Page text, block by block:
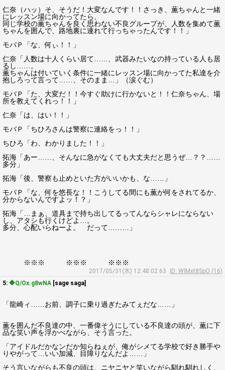
仁奈（ハッ）そ、そうだ！大変なんです！！さっき、薫ちゃんと一緒
にレッスン場に向かってたら、
同じ学校の薫ちゃんを良く思わない不良グループが、人数を集めて薫
ちゃんを囲んで、路地裏に連れて行っちゃったんです！！」
モバＰ「な、何ぃ！！」
仁奈「人数は十人くらい居て……、武器みたいなの持っている人も居
るし……。
薫ちゃんは付いていく条件に一緒にレッスン場に向かってた私達を介
抱しろって言って……、そのまま…」（涙ぐむ）
モバＰ「た、大変だ！！今すぐ助けに行かないと！！仁奈ちゃん、場
所を教えてくれっ！！」
仁奈「は、はい！！」
モバＰ「ちひろさんは警察に連絡をっ！！」
ちひろ「わ、わかりました！！」
拓海「あー……、そんなに急がなくても大丈夫だと思うぜ…？？……
多分」
拓海「後、警察も止めといた方がいいかも、な……」
モバＰ「な、何を悠長な！！こうしてる間にも薫が何をされてるか、
分からないんですよッ！？」
拓海「…まぁ、道具まで持ち出してるってんならシャレにならない
し、アタシも行くけどよ…。
多分、心配いらねーよ。 だって………」
※※※ ※※※ ※※※
2017/05/31(水) 12:48:02.63
ID: WlMxt8SpO (16)
5: ◆Q/Ox.g8wNA [sage saga]
「龍崎ィ……お前、調子に乗り過ぎたみてぇだな……」
薫を囲んだ不良達の中、一番偉そうにしている不良達の頭が、薫に下
品な笑い声を浮かべながら、そう言った。
「アイドルだかなンだか知らねぇが、俺がシメてる学校で好き勝手や
りやがって…いい加減、目障りなんだよ……」
そう言いながらも不良の頭は、ニヤニヤと笑いながら馴れ馴れしく、